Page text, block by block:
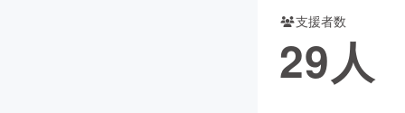
支援者数
29人